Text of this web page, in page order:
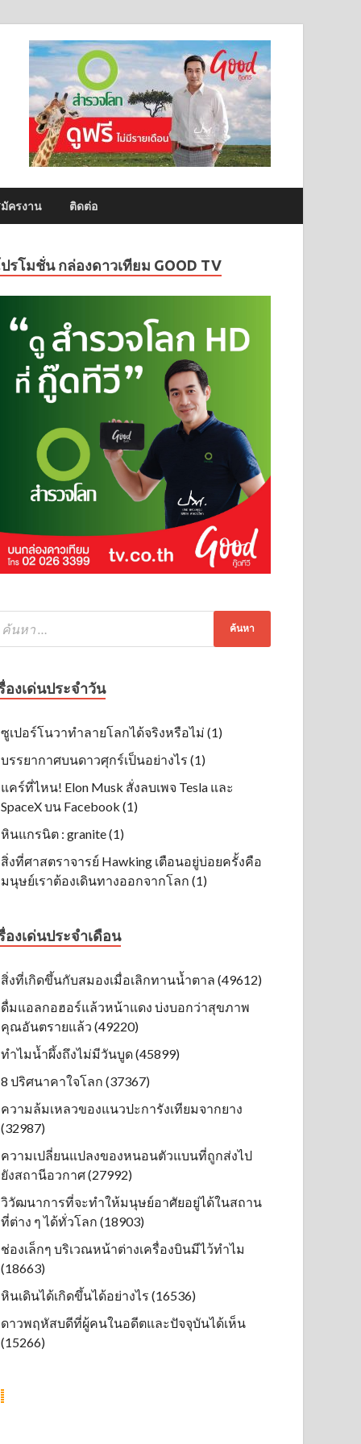
ครงาน ติดต่อ
รโมชั่น กล่องดาวเทียม GOOD TV
องเด่นประจำวัน
ซูเปอร์โนวาทำลายโลกได้จริงหรือไม่ (1)
บรรยากาศบนดาวศุกร์เป็นอย่างไร (1)
แคร์ที่ไหน! Elon Musk สั่งลบเพจ Tesla และ
SpaceX บน Facebook (1)
หินแกรนิต : granite (1)
สิ่งที่ศาสตราจารย์ Hawking เตือนอยู่บ่อยครั้งคือ
มนุษย์เราต้องเดินทางออกจากโลก (1)
องเด่นประจำเดือน
สิ่งที่เกิดขึ้นกับสมองเมื่อเลิกทานน้ำตาล (49612)
ดื่มแอลกอฮอร์แล้วหน้าแดง บ่งบอกว่าสุขภาพ
คุณอันตรายแล้ว (49220)
ทำไมน้ำผึ้งถึงไม่มีวันบูด (45899)
8 ปริศนาคาใจโลก (37367)
ความล้มเหลวของแนวปะการังเทียมจากยาง
(32987)
ความเปลี่ยนแปลงของหนอนตัวแบนที่ถูกส่งไป
ยังสถานีอวกาศ (27992)
วิวัฒนาการที่จะทำให้มนุษย์อาศัยอยู่ได้ในสถาน
ที่ต่าง ๆ ได้ทั่วโลก (18903)
ช่องเล็กๆ บริเวณหน้าต่างเครื่องบินมีไว้ทำไม
(18663)
หินเดินได้เกิดขึ้นได้อย่างไร (16536)
ดาวพฤหัสบดีที่ผู้คนในอดีตและปัจจุบันได้เห็น
(15266)